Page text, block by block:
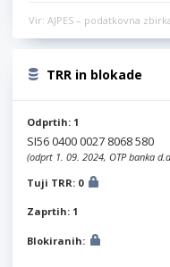
Vir: AJPES – podatkovna
TRR in blokade
Odprtih: 1
SI56 0400 0027 8068 580
(odprt 1. 09. 2024, OTP banka
Tuji TRR: 0
Zaprtih: 1
Blokiranih: